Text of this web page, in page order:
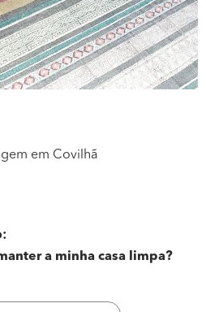
em Covilhã
a minha casa limpa?